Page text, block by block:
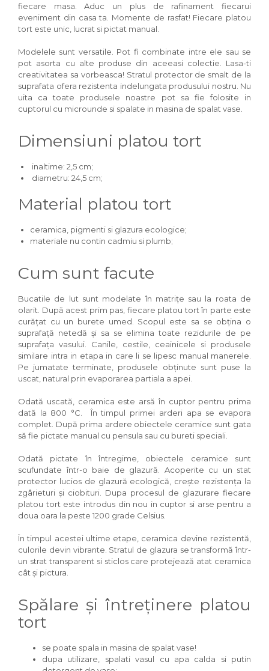
fiecare masa. Aduc un plus de rafinament fiecarui
eveniment din casa ta. Momente de rasfat! Fiecare platou
tort este unic, lucrat si pictat manual.
Modelele sunt versatile. Pot fi combinate intre ele sau se
pot asorta cu alte produse din aceeasi colectie. Lasa-ti
creativitatea sa vorbeasca! Stratul protector de smalt de la
suprafata ofera rezistenta indelungata produsului nostru. Nu
uita ca toate produsele noastre pot sa fie folosite in
cuptorul cu microunde si spalate in masina de spalat vase.
Dimensiuni platou tort
inaltime: 2,5 cm;
diametru: 24,5 cm;
Material platou tort
ceramica, pigmenti si glazura ecologice;
materiale nu contin cadmiu si plumb;
Cum sunt facute
Bucatile de lut sunt modelate în matrițe sau la roata de
olarit. După acest prim pas, fiecare platou tort în parte este
curățat cu un burete umed. Scopul este sa se obțina o
suprafață netedă și sa se elimina toate rezidurile de pe
suprafața vasului. Canile, cestile, ceainicele si produsele
similare intra in etapa in care li se lipesc manual manerele.
Pe jumatate terminate, produsele obținute sunt puse la
uscat, natural prin evaporarea partiala a apei.
Odată uscată, ceramica este arsă în cuptor pentru prima
dată la 800 °C. În timpul primei arderi apa se evapora
complet. După prima ardere obiectele ceramice sunt gata
să fie pictate manual cu pensula sau cu bureti speciali.
Odată pictate în întregime, obiectele ceramice sunt
scufundate într-o baie de glazură. Acoperite cu un stat
protector lucios de glazură ecologică, crește rezistența la
zgârieturi și ciobituri. Dupa procesul de glazurare fiecare
platou tort este introdus din nou in cuptor si arse pentru a
doua oara la peste 1200 grade Celsius.
În timpul acestei ultime etape, ceramica devine rezistentă,
culorile devin vibrante. Stratul de glazura se transformă într-
un strat transparent si sticlos care protejează atat ceramica
cât și pictura.
Spălare și întreținere platou
tort
se poate spala in masina de spalat vase!
dupa utilizare, spalati vasul cu apa calda si putin